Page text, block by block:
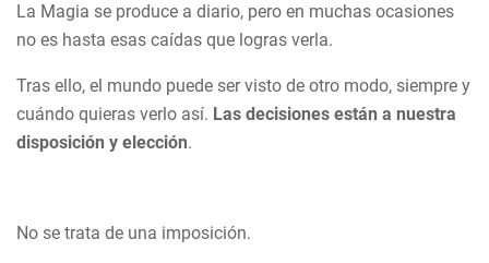
La Magia se produce a diario, pero en muchas ocasiones
no es hasta esas caídas que logras verla.
Tras ello, el mundo puede ser visto de otro modo, siempre y
cuándo quieras verlo así. Las decisiones están a nuestra
disposición y elección.
No se trata de una imposición.